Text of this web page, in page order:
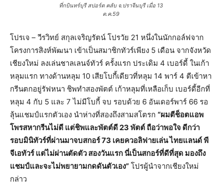
ที่กบินทร์บุรี สปอร์ต คลับ จ.ปราจีนบุรี เมื่อ 13
ต.ค.59
โปรเจ – วีรวิทย์ สกุลเจริญรัตน์ โปรวัย 21 หนึ่งในนักกอล์ฟจาก
โครงการสิงห์พัฒนา เข้าเป็นสมาชิกทัวร์เพียง 5 เดือน จากจังหวัด
เชียงใหม่ ลงเล่นชาลเลนจ์ทัวร์ ครั้งแรก ประเดิม 4 เบอร์ดี้ ในเก้า
หลุมแรก ทางด้านหลุม 10 เสียโบกี้เดียวที่หลุม 14 พาร์ 4 ตีเข้าหา
กรีนตกอยู่รัฟหนา ชิพทำสองพัตต์ เก้าหลุมที่เหลือเก็บ เบอร์ดี้อีกที่
หลุม 4 กับ 5 และ 7 ไม่มีโบกี้ จบ รอบด้วย 6 อันเดอร์พาร์ 66 รอ
ลุ้นแชมป์แรกตัวเอง นำห่างที่สองถึงสามสโตรก “ผมตีช็อตแอพ
โพรสหากรีนไม่ดี แต่ชิพและพัตต์ดี 23 พัตต์ ถือว่าพอใจ ดีกว่า
รอบมินิทัวร์ที่ผ่านมาจบสกอร์ 73 เคยควอลิฟายเล่น ไทยแลนด์ พี
จีเอทัวร์ แต่ไม่ผ่านตัดตัว สองวันแรก นี่เป็นสกอร์ที่ดีที่สุด มองถึง
แชมป์และจะไม่พยายามกดดันตัวเอง” โปรผู้นำจากเชียงใหม่
กล่าว